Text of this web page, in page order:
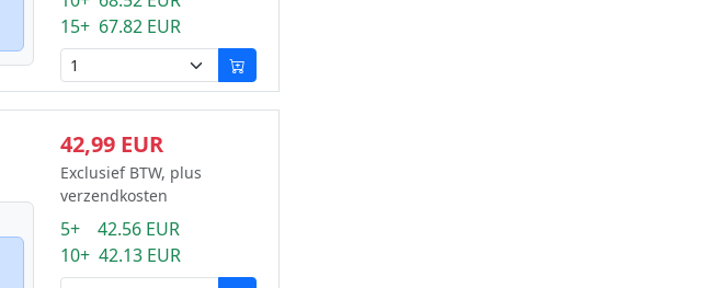
15+ 67.82 EUR
42,99 EUR
Exclusief BTW, plus
verzendkosten
5+ 42.56 EUR
10+ 42.13 EUR